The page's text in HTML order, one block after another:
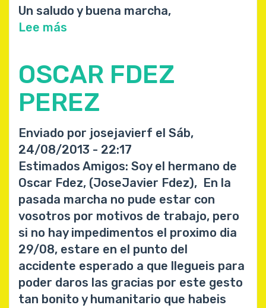
Un saludo y buena marcha,
Lee más
19
de
Agosto
de
2013
OSCAR FDEZ
PEREZ
Enviado por josejavierf el Sáb,
24/08/2013 - 22:17
Estimados Amigos: Soy el hermano de
Oscar Fdez, (JoseJavier Fdez), En la
pasada marcha no pude estar con
vosotros por motivos de trabajo, pero
si no hay impedimentos el proximo dia
29/08, estare en el punto del
accidente esperado a que llegueis para
poder daros las gracias por este gesto
tan bonito y humanitario que habeis